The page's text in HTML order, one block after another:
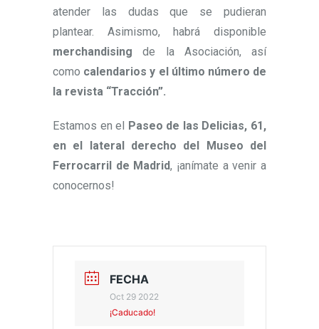
atender las dudas que se pudieran
plantear. Asimismo, habrá disponible
merchandising de la Asociación, así
como calendarios y el último número de
la revista “Tracción”.
Estamos en el Paseo de las Delicias, 61,
en el lateral derecho del Museo del
Ferrocarril de Madrid, ¡anímate a venir a
conocernos!
FECHA
Oct 29 2022
¡Caducado!